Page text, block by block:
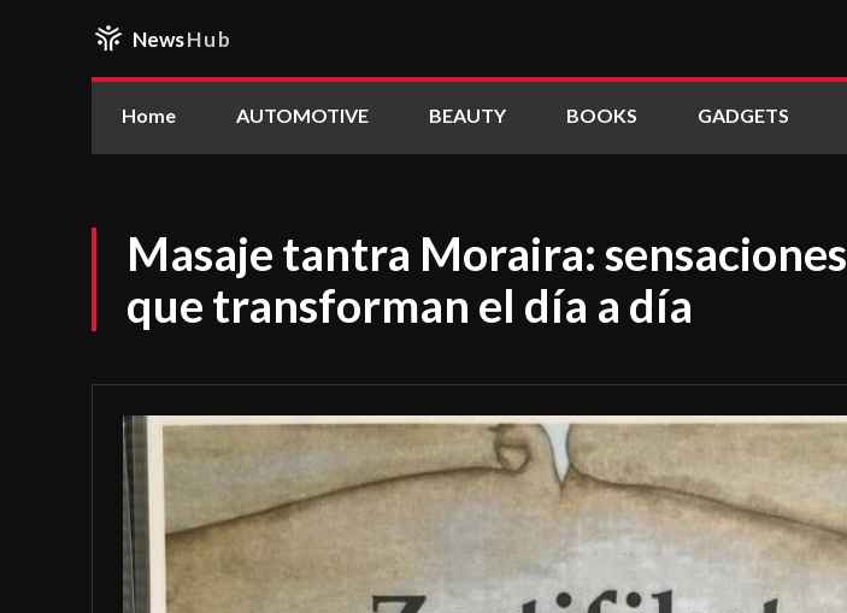
NewsHub
Home AUTOMOTIVE BEAUTY BOOKS GADGETS
Masaje tantra Moraira: sensaciones
que transforman el día a día